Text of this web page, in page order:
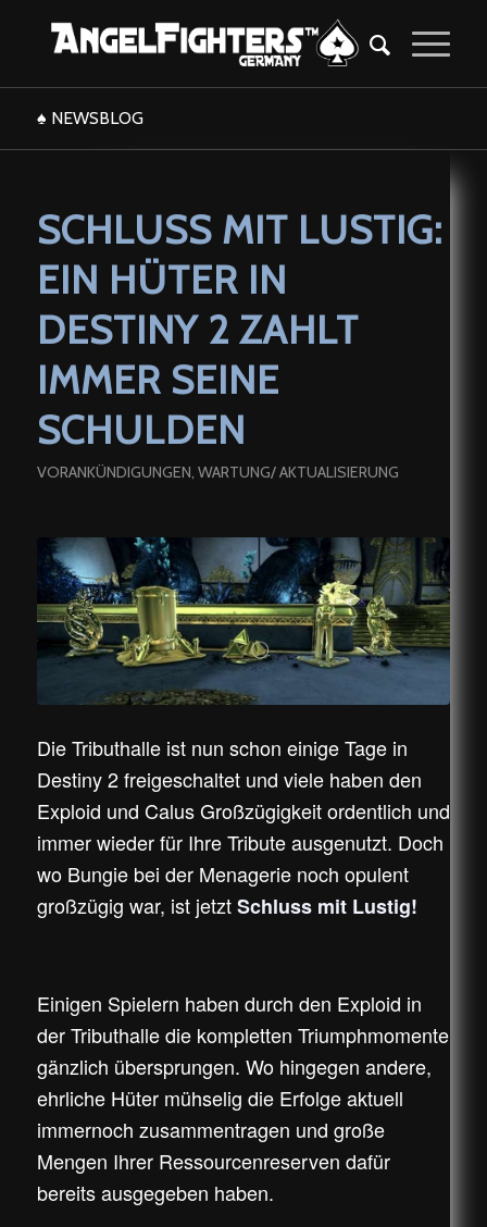
♠ NEWSBLOG
SCHLUSS MIT LUSTIG:
EIN HÜTER IN
DESTINY 2 ZAHLT
IMMER SEINE
SCHULDEN
VORANKÜNDIGUNGEN, WARTUNG/ AKTUALISIERUNG
Die Tributhalle ist nun schon einige Tage in
Destiny 2 freigeschaltet und viele haben den
Exploid und Calus Großzügigkeit ordentlich und
immer wieder für Ihre Tribute ausgenutzt. Doch
wo Bungie bei der Menagerie noch opulent
großzügig war, ist jetztSchluss mit Lustig!
Einigen Spielern haben durch den Exploid in
der Tributhalle die kompletten Triumphmomente
gänzlich übersprungen. Wo hingegen andere,
ehrliche Hüter mühselig die Erfolge aktuell
immernoch zusammentragen und große
Mengen Ihrer Ressourcenreserven dafür
bereits ausgegeben haben.